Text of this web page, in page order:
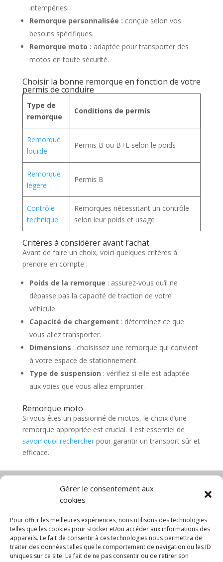
Gérer le consentement aux
cookies
Pour offrir les meilleures expériences, nous utilisons des technologies
telles que les cookies pour stocker et/ou accéder aux informations des
appareils. Le fait de consentir à ces technologies nous permettra de
traiter des données telles que le comportement de navigation ou les ID
uniques sur ce site. Le fait de ne pas consentir ou de retirer son
intempéries.
Remorque personnalisée : conçue selon vos
besoins spécifiques.
Remorque moto : adaptée pour transporter des
motos en toute sécurité.
Choisir la bonne remorque en fonction de votre
permis de conduire
Type de
remorque
Conditions de permis
Remorque
lourde
Permis B ou B+E selon le poids
Remorque
légère
Permis B
Contrôle
technique
Remorques nécessitant un contrôle
selon leur poids et usage
Critères à considérer avant l’achat
Avant de faire un choix, voici quelques critères à
prendre en compte :
Poids de la remorque : assurez-vous qu’il ne
dépasse pas la capacité de traction de votre
véhicule.
Capacité de chargement : déterminez ce que
vous allez transporter.
Dimensions : choisissez une remorque qui convient
à votre espace de stationnement.
Type de suspension : vérifiez si elle est adaptée
aux voies que vous allez emprunter.
Remorque moto
Si vous êtes un passionné de motos, le choix d’une
remorque appropriée est crucial. Il est essentiel de
savoir quoi rechercherpour garantir un transport sûr et
efficace.
Diable électrique
Chariot manutention
CGV
Mentions légales
Politique de confidentialité et protection des
données